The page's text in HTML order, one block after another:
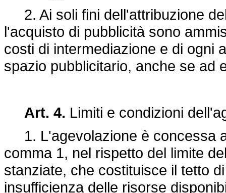
2. Ai soli fini dell'attribuzione
l'acquisto di pubblicità sono
costi di intermediazione e di ogni
spazio pubblicitario, anche se ad
Art. 4. Limiti e condizioni
1. L'agevolazione è concessa
comma 1, nel rispetto del limite
stanziate, che costituisce il tetto
insufficienza delle risorse